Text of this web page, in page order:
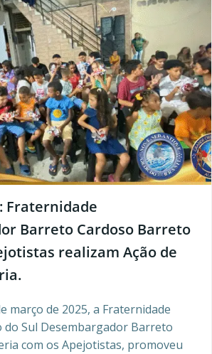
Fraternidade
Barreto Cardoso Barreto
realizam Ação de
março de 2025, a Fraternidade
do Sul Desembargador Barreto
com os Apejotistas, promoveu